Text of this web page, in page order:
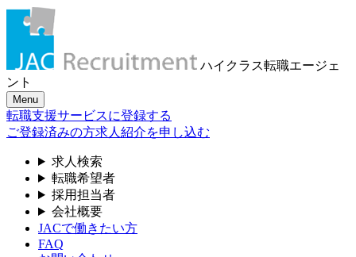
ハイクラス転職エージェ
ント
Menu
転職支援サービスに登録する
ご登録済みの方求人紹介を申し込む
求人検索
転職希望者
採用担当者
会社概要
JACで働きたい方
FAQ